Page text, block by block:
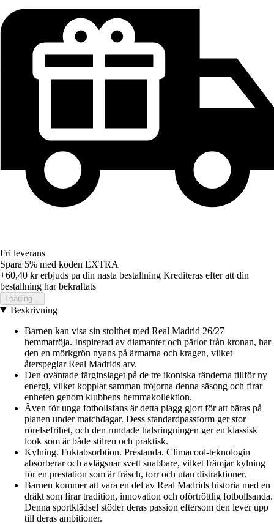
Fri leverans
Spara 5% med koden EXTRA
+60,40 krerbjuds pa din nasta bestallning Krediteras efter att din
bestallning har bekraftats
Loading...
Beskrivning
Barnen kan visa sin stolthet med Real Madrid 26/27
hemmatröja. Inspirerad av diamanter och pärlor från kronan, har
den en mörkgrön nyans på ärmarna och kragen, vilket
återspeglar Real Madrids arv.
Den oväntade färginslaget på de tre ikoniska ränderna tillför ny
energi, vilket kopplar samman tröjorna denna säsong och firar
enheten genom klubbens hemmakollektion.
Även för unga fotbollsfans är detta plagg gjort för att bäras på
planen under matchdagar. Dess standardpassform ger stor
rörelsefrihet, och den rundade halsringningen ger en klassisk
look som är både stilren och praktisk.
Kylning. Fuktabsorbtion. Prestanda. Climacool-teknologin
absorberar och avlägsnar svett snabbare, vilket främjar kylning
för en prestation som är fräsch, torr och utan distraktioner.
Barnen kommer att vara en del av Real Madrids historia med en
dräkt som firar tradition, innovation och oförtröttlig fotbollsanda.
Denna sportklädsel stöder deras passion eftersom den lever upp
till deras ambitioner.